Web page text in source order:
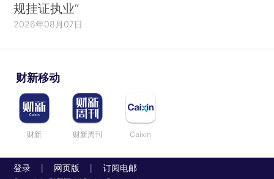
规挂证执业”
2026年08月07日
财新移动
财新 财新周刊 Caixin
登录 网页版 订阅电邮